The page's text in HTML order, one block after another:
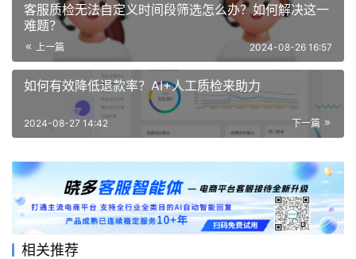
客服质检无法自定义时间段筛选怎么办？如何解决这一
难题？
上一篇 2024-08-26 16:57
如何有效降低退款率？AI+人工质检来助力
下一篇
2024-08-27 14:42
相关推荐